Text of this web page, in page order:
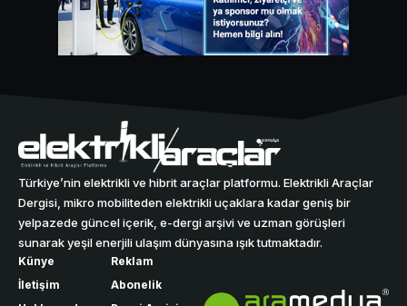
Türkiye’nin elektrikli ve hibrit araçlar platformu. Elektrikli Araçlar
Dergisi, mikro mobiliteden elektrikli uçaklara kadar geniş bir
yelpazede güncel içerik, e-dergi arşivi ve uzman görüşleri
sunarak yeşil enerjili ulaşım dünyasına ışık tutmaktadır.
Künye
İletişim
Reklam
Abonelik